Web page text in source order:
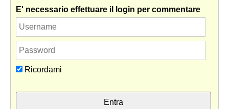
E' necessario effettuare il login per commentare
Ricordami